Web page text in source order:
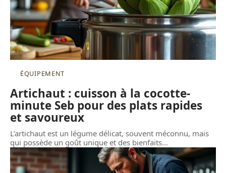
ÉQUIPEMENT
Artichaut : cuisson à la cocotte-
minute Seb pour des plats rapides
et savoureux
L’artichaut est un légume délicat, souvent méconnu, mais
qui possède un goût unique et des bienfaits…